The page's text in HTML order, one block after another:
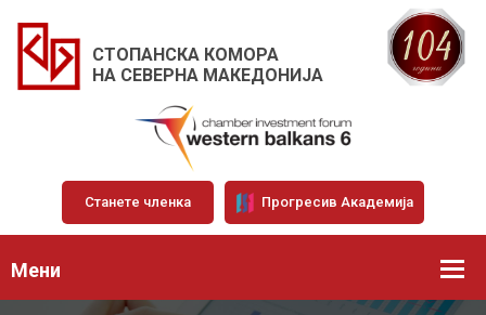
СТОПАНСКА КОМОРА
НА СЕВЕРНА МАКЕДОНИЈА
Станете членка Прогресив Академија
Мени